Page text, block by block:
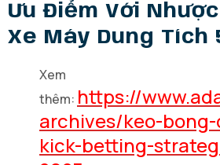
Ưu Điểm Với
Xe Máy Dung Tích
Xem
thêm: https://
archives/keo-
kick-betting-